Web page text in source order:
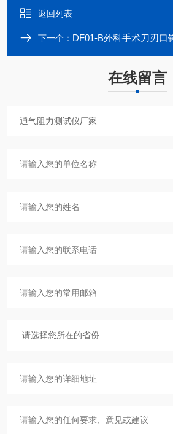
返回列表
下一个： DF01-B外科手术刀刃口锋
在线留言